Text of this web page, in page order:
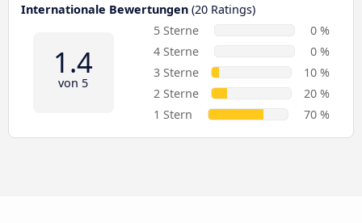
Internationale Bewertungen (20 Ratings)
1.4
von 5
5 Sterne
0 %
4 Sterne
0 %
3 Sterne
10 %
2 Sterne
20 %
1 Stern
70 %